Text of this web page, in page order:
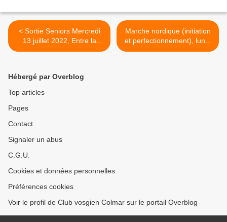
< Sortie Seniors Mercredi
13 juillet 2022, Entre la
vallée de la Thur et de la
Marche nordique (initiation
et perfectionnement), lundi
11 juillet 2022 >
Hébergé par Overblog
Top articles
Pages
Contact
Signaler un abus
C.G.U.
Cookies et données personnelles
Préférences cookies
Voir le profil de Club vosgien Colmar sur le portail Overblog